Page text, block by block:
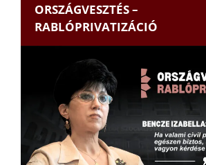
ORSZÁGVESZTÉS –
RABLÓPRIVATIZÁCIÓ